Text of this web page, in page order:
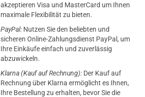
akzeptieren Visa und MasterCard um Ihnen
maximale Flexibilität zu bieten.
PayPal: Nutzen Sie den beliebten und
sicheren Online-Zahlungsdienst PayPal, um
Ihre Einkäufe einfach und zuverlässig
abzuwickeln.
Klarna (Kauf auf Rechnung): Der Kauf auf
Rechnung über Klarna ermöglicht es Ihnen,
Ihre Bestellung zu erhalten, bevor Sie die